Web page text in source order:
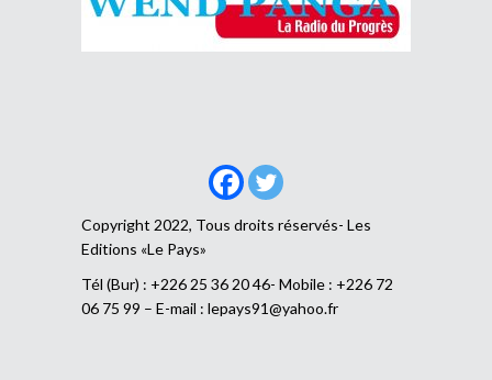
Copyright 2022, Tous droits réservés- Les
Editions «Le Pays»
Tél (Bur) : +226 25 36 20 46- Mobile : +226 72
06 75 99 – E-mail : lepays91@yahoo.fr